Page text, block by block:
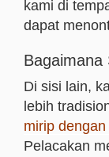
kami di
dapat
Bagaimana
Di sisi lain,
lebih
mirip
Pelacakan